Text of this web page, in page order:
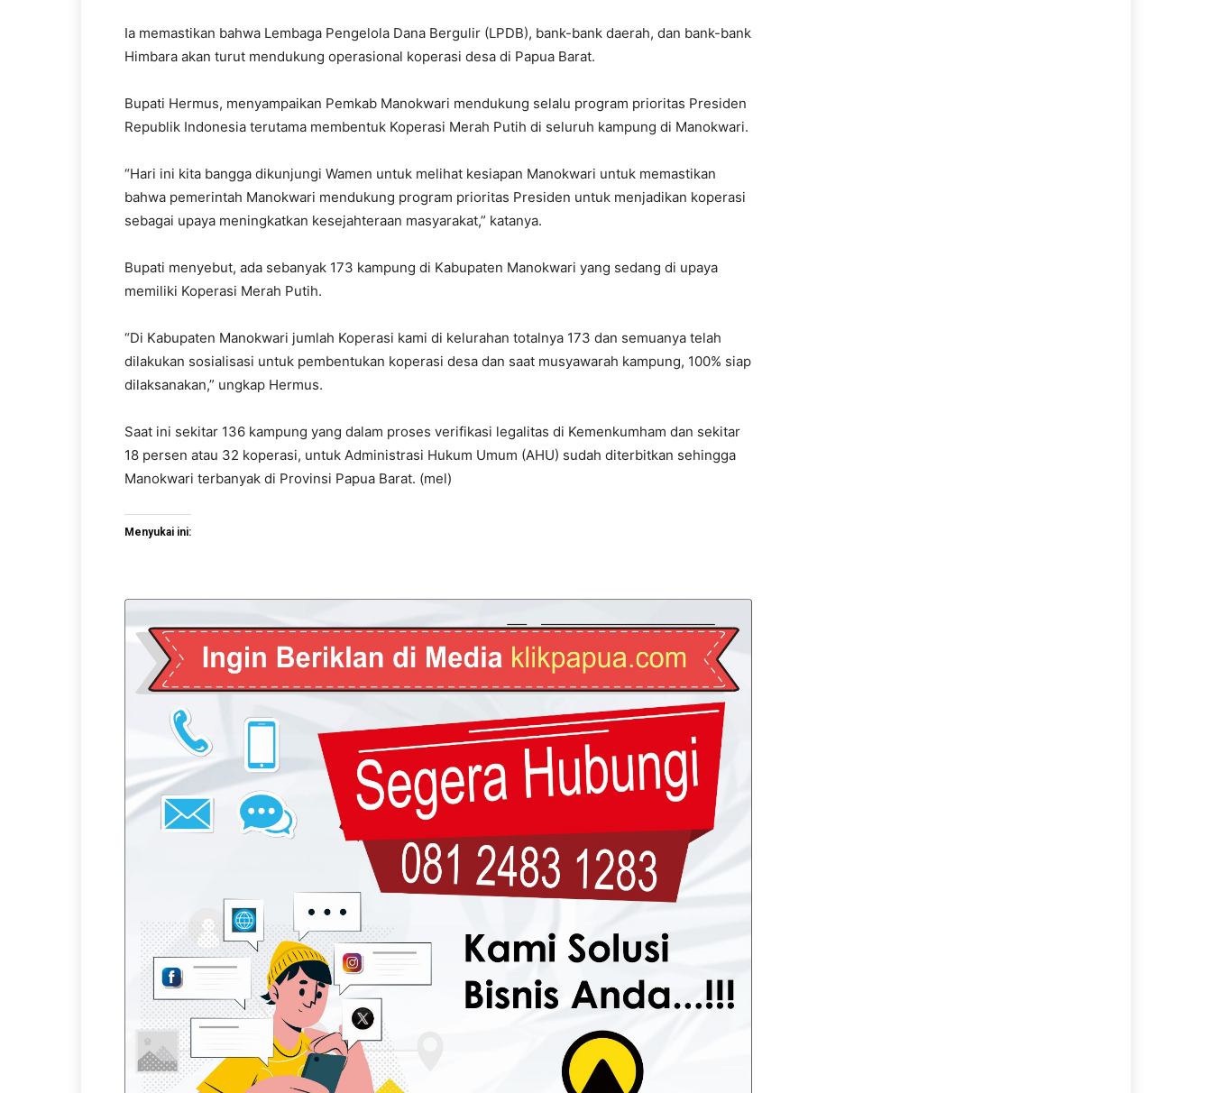
‎Ia memastikan bahwa Lembaga Pengelola Dana Bergulir (LPDB), bank-bank daerah, dan bank-bank
Himbara akan turut mendukung operasional koperasi desa di Papua Barat.
Bupati Hermus, menyampaikan Pemkab Manokwari mendukung selalu program prioritas Presiden
Republik Indonesia terutama membentuk Koperasi Merah Putih di seluruh kampung di Manokwari.
“Hari ini kita bangga dikunjungi Wamen untuk melihat kesiapan Manokwari untuk memastikan
bahwa pemerintah Manokwari mendukung program prioritas Presiden untuk menjadikan koperasi
sebagai upaya meningkatkan kesejahteraan masyarakat,” katanya.
Bupati menyebut, ada sebanyak 173 kampung di Kabupaten Manokwari yang sedang di upaya
memiliki Koperasi Merah Putih.
“Di Kabupaten Manokwari jumlah Koperasi kami di kelurahan totalnya 173 dan semuanya telah
dilakukan sosialisasi untuk pembentukan koperasi desa dan saat musyawarah kampung, 100% siap
dilaksanakan,” ungkap Hermus.
Saat ini sekitar 136 kampung yang dalam proses verifikasi legalitas di Kemenkumham dan sekitar
18 persen atau 32 koperasi, untuk Administrasi Hukum Umum (AHU) sudah diterbitkan sehingga
Manokwari terbanyak di Provinsi Papua Barat. (mel)
Menyukai ini: